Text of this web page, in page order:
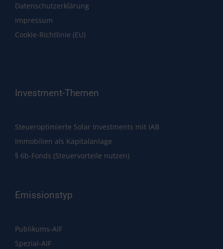
Datenschutzerklärung
Impressum
Cookie-Richtlinie (EU)
Investment-Themen
Steueroptimierte Solar Investments mit IAB
Immobilien als Kapitalanlage
§ 6b-Fonds (Steuervorteile nutzen)
Emissionstyp
Publikums-AIF
Spezial-AIF